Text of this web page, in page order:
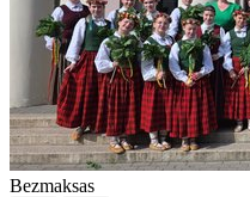
Bezmaksas